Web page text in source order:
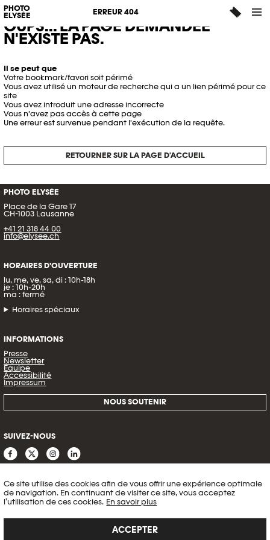
Ce site utilise des cookies afin de vous offrir une expérience optimale
de navigation. En continuant de visiter ce site, vous acceptez
l’utilisation de ces cookies. En savoir plus
ACCEPTER
PHOTO
ELYSÉE
ERREUR 404
OUPS... LA PAGE DEMANDÉE
N'EXISTE PAS.
Il se peut que
Votre bookmark/favori soit périmé
Vous avez utilisé un moteur de recherche qui a un lien périmé pour ce
site
Vous avez introduit une adresse incorrecte
Vous n'avez pas accès à cette page
Une erreur est survenue pendant l'exécution de la requête.
RETOURNER SUR LA PAGE D'ACCUEIL
PHOTO ELYSÉE
Place de la Gare 17
CH-1003 Lausanne
+41 21 318 44 00
info@elysee.ch
HORAIRES D’OUVERTURE
lu, me, ve, sa, di : 10h-18h
je : 10h-20h
ma : fermé
Horaires spéciaux
INFORMATIONS
Presse
Newsletter
Équipe
Accessibilité
Impressum
NOUS SOUTENIR
SUIVEZ-NOUS